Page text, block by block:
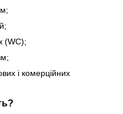
(WC);
і комерційних